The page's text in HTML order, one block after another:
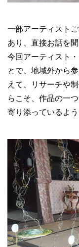
一部アーティスト
あり、直接お話を
今回アーティスト
とで、地域外から
えて、リサーチや
らこそ、作品の一
寄り添っているよ